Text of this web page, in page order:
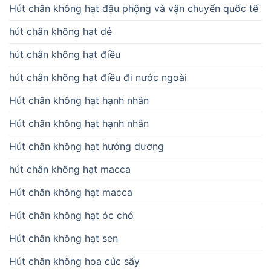
Hút chân không hạt đậu phộng và vận chuyển quốc tế
hút chân không hạt dẻ
hút chân không hạt điều
hút chân không hạt điều đi nước ngoài
Hút chân không hạt hạnh nhân
Hút chân không hạt hạnh nhân
Hút chân không hạt hướng dương
hút chân không hạt macca
Hút chân không hạt macca
Hút chân không hạt óc chó
Hút chân không hạt sen
Hút chân không hoa cúc sấy